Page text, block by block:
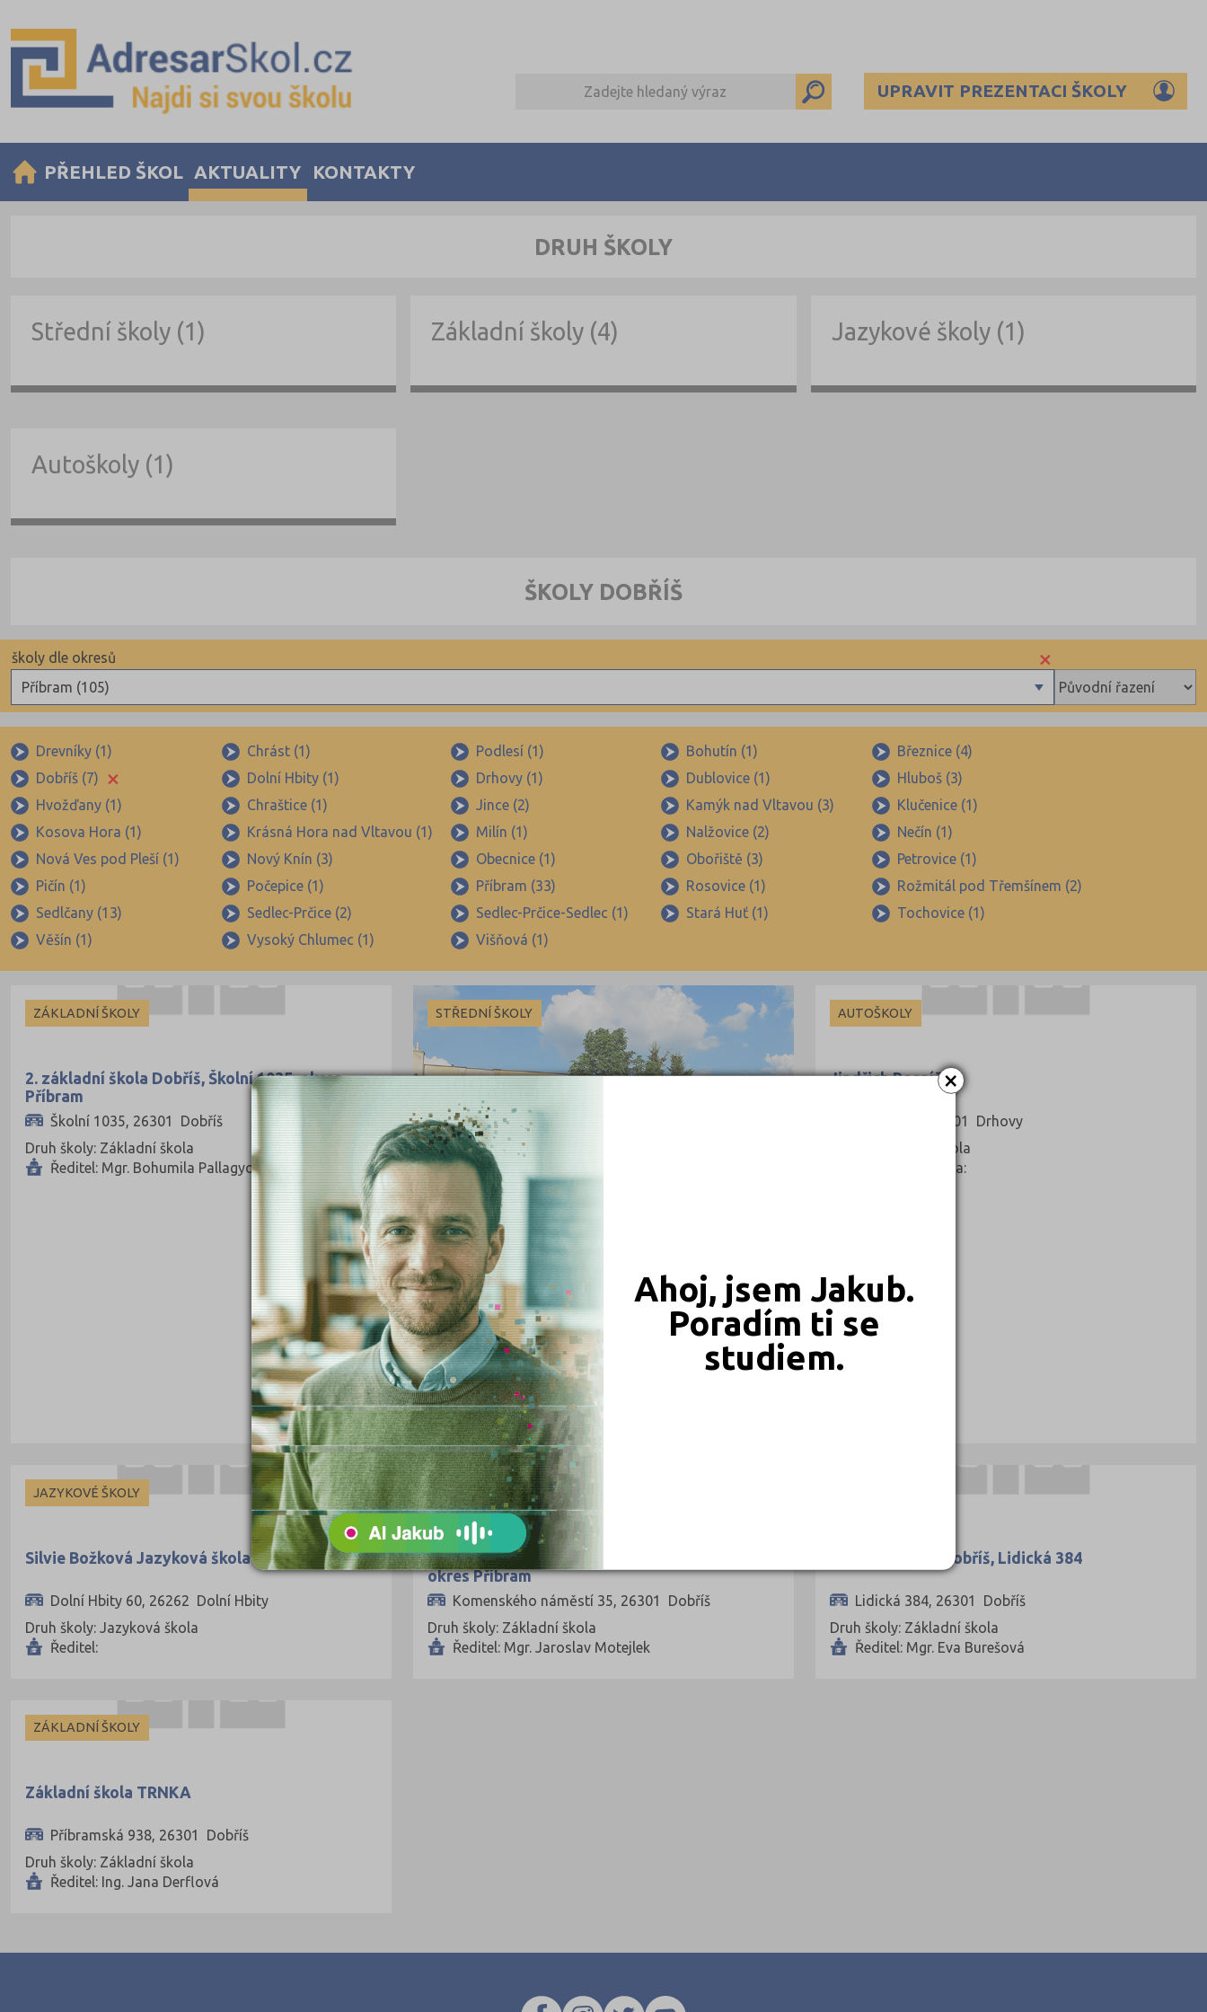
×
Ahoj, jsem Jakub.
Poradím ti se
studiem.
UPRAVIT PREZENTACI ŠKOLY
PŘEHLED ŠKOL AKTUALITY KONTAKTY
DRUH ŠKOLY
Střední školy (1) Základní školy (4) Jazykové školy (1)
Autoškoly (1)
ŠKOLY DOBŘÍŠ
×
Příbram (105)
školy dle okresů
Beroun (85)
Blansko (88)
Brno-město (317)
Brno-venkov (149)
Bruntál (73)
Břeclav (84)
Česká Lípa (79)
Děčín (106)
Frýdek-Místek (164)
Havlíčkův Brod (82)
Hodonín (119)
Hradec Králové (139)
Karviná (145)
Kroměříž (96)
Kutná Hora (66)
Louny (72)
Mladá Boleslav (96)
Nový Jičín (118)
Drevníky (1) Chrást (1) Podlesí (1) Bohutín (1)
Březnice (4)
Dobříš (7)
× Dolní Hbity (1) Drhovy (1) Dublovice (1)
Hluboš (3)
Hvožďany (1)
Chraštice (1) Jince (2) Kamýk nad Vltavou (3)
Klučenice (1)
Kosova Hora (1)
Krásná Hora nad Vltavou (1) Milín (1) Nalžovice (2)
Nečín (1)
Nová Ves pod Pleší (1)
Nový Knín (3) Obecnice (1) Obořiště (3)
Petrovice (1)
Pičín (1)
Počepice (1) Příbram (33) Rosovice (1)
Rožmitál pod Třemšínem (2)
Sedlčany (13)
Sedlec-Prčice (2) Sedlec-Prčice-Sedlec (1) Stará Huť (1)
Tochovice (1)
Věšín (1)
Vysoký Chlumec (1) Višňová (1)
ZÁKLADNÍ ŠKOLY
2. základní škola Dobříš, Školní 1035, okres
Příbram
Školní 1035, 26301 Dobříš
Druh školy: Základní škola
Ředitel: Mgr. Bohumila Pallagyová
STŘEDNÍ ŠKOLY
Gymnázium Karla Čapka, Dobříš, Školní 1530
Školní 1530, 26380 Dobříš
Druh školy: Střední škola
Ředitel: RNDr. Jiří Kastner
AUTOŠKOLY
Jindřich Pospíšil
Drhovy 52, 26301 Drhovy
Druh školy: Autoškola
Kontaktní osoba:
JAZYKOVÉ ŠKOLY
Silvie Božková Jazyková škola Dobříš
Dolní Hbity 60, 26262 Dolní Hbity
Druh školy: Jazyková škola
Ředitel:
ZÁKLADNÍ ŠKOLY
Základní škola Dobříš, Komenského nám. 35,
okres Příbram
Komenského náměstí 35, 26301 Dobříš
Druh školy: Základní škola
Ředitel: Mgr. Jaroslav Motejlek
Základní škola Dobříš, Lidická 384
Lidická 384, 26301 Dobříš
Druh školy: Základní škola
Ředitel: Mgr. Eva Burešová
ZÁKLADNÍ ŠKOLY
Základní škola TRNKA
Příbramská 938, 26301 Dobříš
Druh školy: Základní škola
Ředitel: Ing. Jana Derflová